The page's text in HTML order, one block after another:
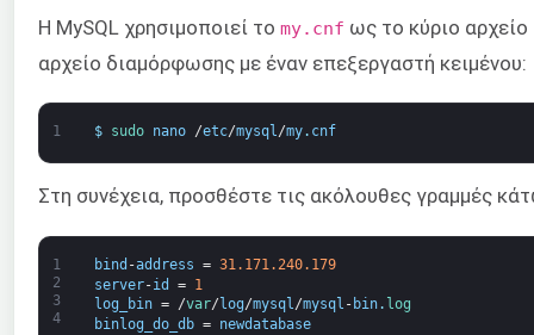
Η MySQL χρησιμοποιεί το my.cnf ως το κύριο
αρχείο διαμόρφωσης με έναν επεξεργαστή κειμένου:
1 $ sudo nano /etc/mysql/my. cnf
Στη συνέχεια, προσθέστε τις ακόλουθες γραμμές
1
2
3
4
bind -address = 31.171.240.179
server-id =
1
log_bin = /var/ log/mysql/mysql - bin. log
binlog_do_db = newdatabase